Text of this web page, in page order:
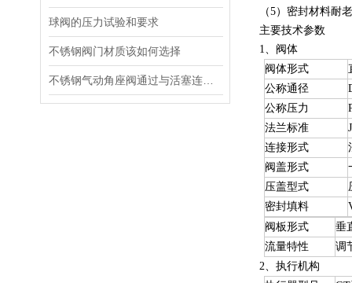
球阀的压力试验和要求
不锈钢阀门材质该如何选择
（5）密封材料耐
主要技术参数
1、阀体
阀体形式
公称通径
公称压力
法兰标准
连接形式
阀盖形式
压盖型式
密封填料
阀板形式
垂
流量特性
调
2、执行机构